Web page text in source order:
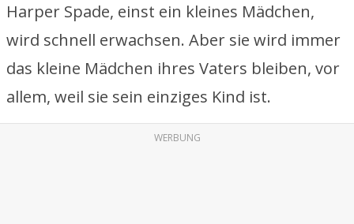
Harper Spade, einst ein kleines Mädchen,
wird schnell erwachsen. Aber sie wird immer
das kleine Mädchen ihres Vaters bleiben, vor
allem, weil sie sein einziges Kind ist.
WERBUNG